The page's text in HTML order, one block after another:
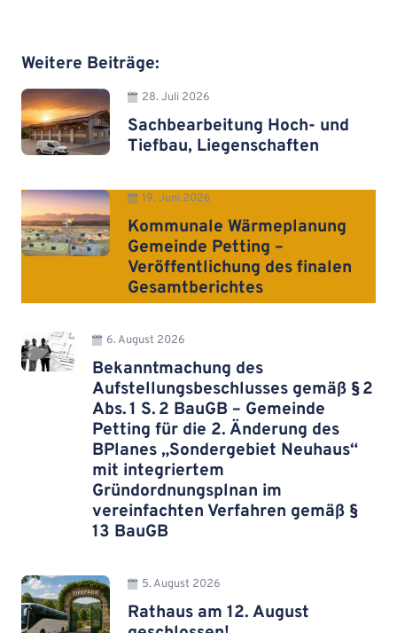
Weitere Beiträge:
28. Juli 2026
Sachbearbeitung Hoch- und
Tiefbau, Liegenschaften
19. Juni 2026
Kommunale Wärmeplanung
Gemeinde Petting –
Veröffentlichung des finalen
Gesamtberichtes
6. August 2026
Bekanntmachung des
Aufstellungsbeschlusses gemäß § 2
Abs. 1 S. 2 BauGB – Gemeinde
Petting für die 2. Änderung des
BPlanes „Sondergebiet Neuhaus“
mit integriertem
Gründordnungsplnan im
vereinfachten Verfahren gemäß §
13 BauGB
5. August 2026
Rathaus am 12. August